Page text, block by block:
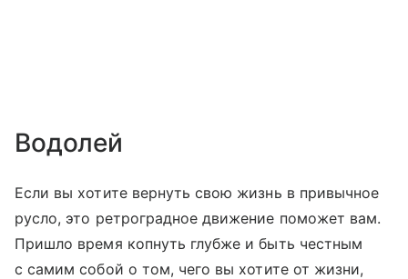
Водолей
Если вы хотите вернуть свою жизнь в привычное
русло, это ретроградное движение поможет вам.
Пришло время копнуть глубже и быть честным
с самим собой о том, чего вы хотите от жизни,